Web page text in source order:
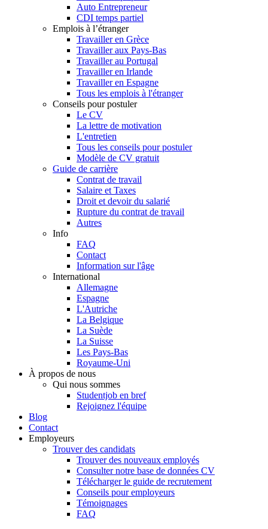
Auto Entrepreneur
CDI temps partiel
Emplois à l’étranger
Travailler en Grèce
Travailler aux Pays-Bas
Travailler au Portugal
Travailler en Irlande
Travailler en Espagne
Tous les emplois à l'étranger
Conseils pour postuler
Le CV
La lettre de motivation
L'entretien
Tous les conseils pour postuler
Modèle de CV gratuit
Guide de carrière
Contrat de travail
Salaire et Taxes
Droit et devoir du salarié
Rupture du contrat de travail
Autres
Info
FAQ
Contact
Information sur l'âge
International
Allemagne
Espagne
L'Autriche
La Belgique
La Suède
La Suisse
Les Pays-Bas
Royaume-Uni
À propos de nous
Qui nous sommes
Studentjob en bref
Rejoignez l'équipe
Blog
Contact
Employeurs
Trouver des candidats
Trouver des nouveaux employés
Consulter notre base de données CV
Télécharger le guide de recrutement
Conseils pour employeurs
Témoignages
FAQ